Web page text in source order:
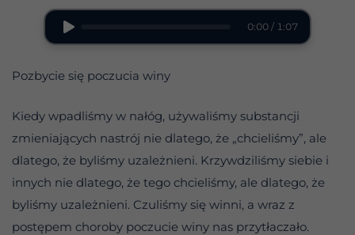
0:00 / 1:07
Pozbycie się poczucia winy
Kiedy wpadliśmy w nałóg, używaliśmy substancji
zmieniających nastrój nie dlatego, że „chcieliśmy”, ale
dlatego, że byliśmy uzależnieni. Krzywdziliśmy siebie i
innych nie dlatego, że tego chcieliśmy, ale dlatego, że
byliśmy uzależnieni. Czuliśmy się winni, a wraz z
postępem choroby poczucie winy nas przytłaczało.